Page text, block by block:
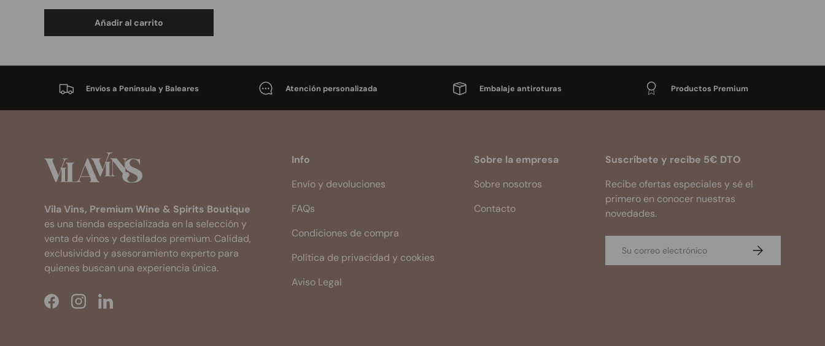
Añadir al carrito
Envíos a Península y Baleares Atención personalizada Embalaje antiroturas Productos Premium
Vila Vins, Premium Wine & Spirits Boutique
es una tienda especializada en la selección y
venta de vinos y destilados premium. Calidad,
exclusividad y asesoramiento experto para
quienes buscan una experiencia única.
FacebookInstagramLinkedIn
Info
Envío y devoluciones
FAQs
Condiciones de compra
Política de privacidad y cookies
Aviso Legal
Sobre la empresa
Sobre nosotros
Contacto
Suscríbete y recibe 5€ DTO
Recibe ofertas especiales y sé el
primero en conocer nuestras
novedades.
Suscribirse